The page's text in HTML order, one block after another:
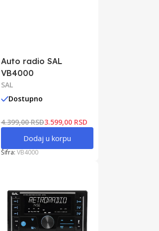
Auto radio SAL
VB4000
SAL
Dostupno
4.399,00 RSD3.599,00 RSD
Dodaj u korpu
Šifra: VB4000